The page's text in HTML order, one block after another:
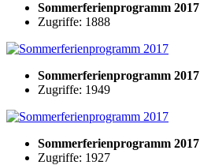
Sommerferienprogramm 2017
Zugriffe: 1888
Sommerferienprogramm 2017
Zugriffe: 1949
Sommerferienprogramm 2017
Zugriffe: 1927